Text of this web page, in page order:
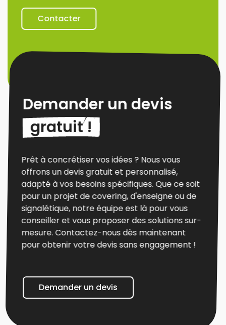
Contacter
Demander un devis
gratuit !
Prêt à concrétiser vos idées ? Nous vous
offrons un devis gratuit et personnalisé,
adapté à vos besoins spécifiques. Que ce soit
pour un projet de covering, d'enseigne ou de
signalétique, notre équipe est là pour vous
conseiller et vous proposer des solutions sur-
mesure. Contactez-nous dès maintenant
pour obtenir votre devis sans engagement !
Demander un devis